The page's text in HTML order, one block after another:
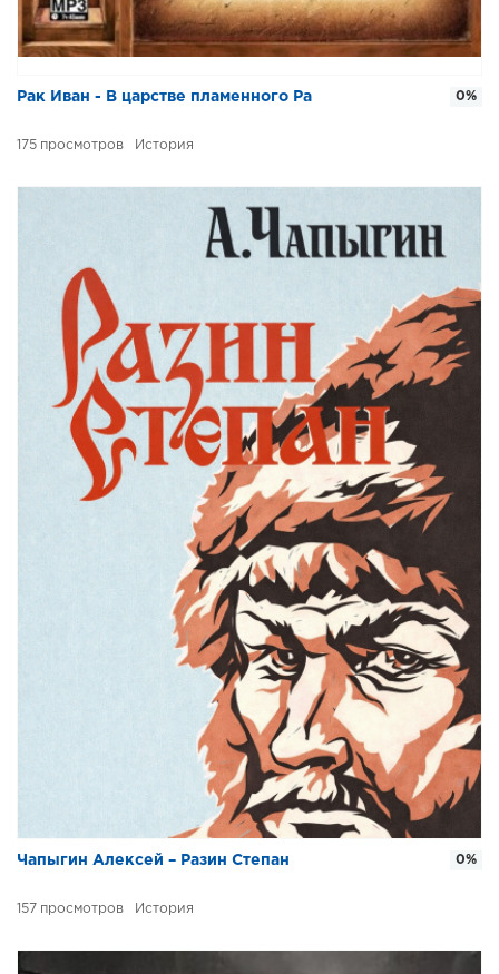
Рак Иван - В царстве пламенного Ра
175 История
0%
Чапыгин Алексей – Разин Степан
157 История
0%